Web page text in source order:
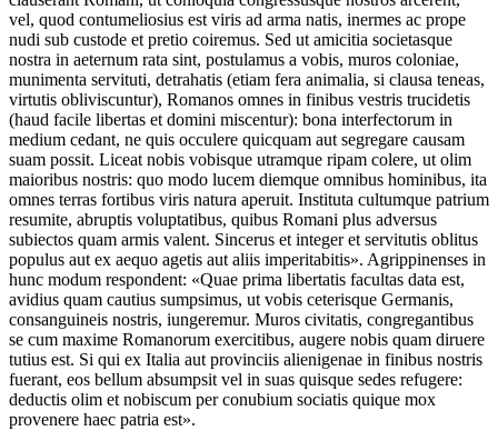
vel, quod contumeliosius est viris ad arma natis, inermes ac prope
nudi sub custode et pretio coiremus. Sed ut amicitia societasque
nostra in aeternum rata sint, postulamus a vobis, muros coloniae,
munimenta servituti, detrahatis (etiam fera animalia, si clausa teneas,
virtutis obliviscuntur), Romanos omnes in finibus vestris trucidetis
(haud facile libertas et domini miscentur): bona interfectorum in
medium cedant, ne quis occulere quicquam aut segregare causam
suam possit. Liceat nobis vobisque utramque ripam colere, ut olim
maioribus nostris: quo modo lucem diemque omnibus hominibus, ita
omnes terras fortibus viris natura aperuit. Instituta cultumque patrium
resumite, abruptis voluptatibus, quibus Romani plus adversus
subiectos quam armis valent. Sincerus et integer et servitutis oblitus
populus aut ex aequo agetis aut aliis imperitabitis». Agrippinenses in
hunc modum respondent: «Quae prima libertatis facultas data est,
avidius quam cautius sumpsimus, ut vobis ceterisque Germanis,
consanguineis nostris, iungeremur. Muros civitatis, congregantibus
se cum maxime Romanorum exercitibus, augere nobis quam diruere
tutius est. Si qui ex Italia aut provinciis alienigenae in finibus nostris
fuerant, eos bellum absumpsit vel in suas quisque sedes refugere:
deductis olim et nobiscum per conubium sociatis quique mox
provenere haec patria est».